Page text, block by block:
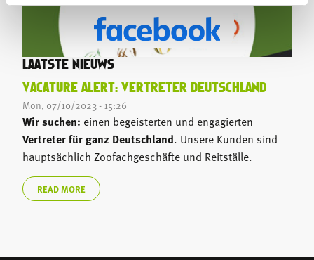
LAATSTE NIEUWS
VACATURE ALERT: VERTRETER DEUTSCHLAND
Mon, 07/10/2023 - 15:26
Wir suchen: einen begeisterten und engagierten
Vertreter für ganz Deutschland. Unsere Kunden sind
hauptsächlich Zoofachgeschäfte und Reitställe.
READ MORE